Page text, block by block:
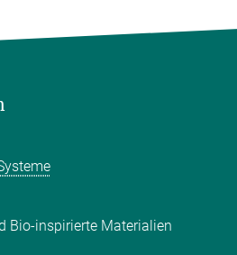
Bio-inspirierte Materialien